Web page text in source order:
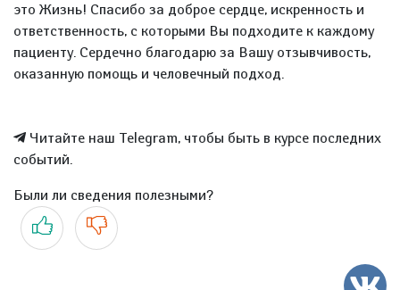
это Жизнь! Спасибо за доброе сердце, искренность и
ответственность, с которыми Вы подходите к каждому
пациенту. Сердечно благодарю за Вашу отзывчивость,
оказанную помощь и человечный подход.
Читайте наш Telegram, чтобы быть в курсе последних
событий.
Были ли сведения полезными?
Да Нет